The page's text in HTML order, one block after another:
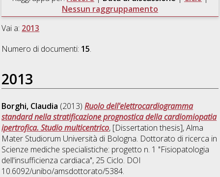
Nessun raggruppamento
Vai a: 2013
Numero di documenti: 15.
2013
Borghi, Claudia (2013)Ruolo dell'elettrocardiogramma
standard nella stratificazione prognostica della cardiomiopatia
ipertrofica. Studio multicentrico, [Dissertation thesis], Alma
Mater Studiorum Università di Bologna. Dottorato di ricerca in
Scienze mediche specialistiche: progetto n. 1 "Fisiopatologia
dell'insufficienza cardiaca", 25 Ciclo. DOI
10.6092/unibo/amsdottorato/5384.